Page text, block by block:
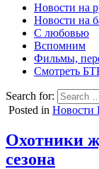
Новости на
Новости на
С любовью
Вспомним
Фильмы,
Смотреть
Search for:
Posted in Новости
Охотники
сезона